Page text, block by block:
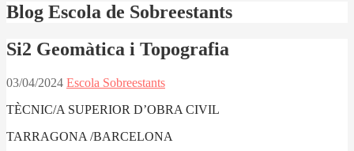
Blog Escola de Sobreestants
Si2 Geomàtica i Topografia
03/04/2024 Escola Sobreestants
TÈCNIC/A SUPERIOR D’OBRA CIVIL
TARRAGONA /BARCELONA